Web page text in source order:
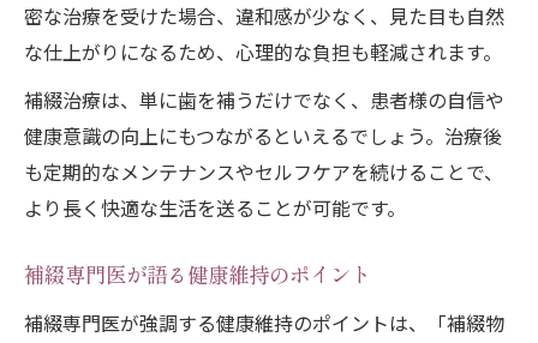
密な治療を受けた場合、違和感が少なく、見た目も自然
な仕上がりになるため、心理的な負担も軽減されます。
補綴治療は、単に歯を補うだけでなく、患者様の自信や
健康意識の向上にもつながるといえるでしょう。治療後
も定期的なメンテナンスやセルフケアを続けることで、
より長く快適な生活を送ることが可能です。
補綴専門医が語る健康維持のポイント
補綴専門医が強調する健康維持のポイントは、「補綴物